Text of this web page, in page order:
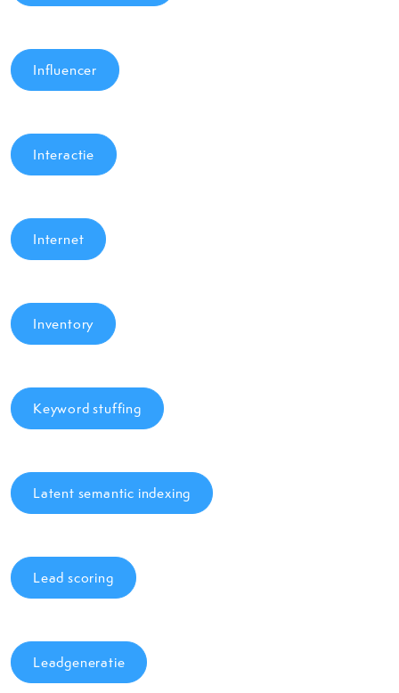
Influencer
Interactie
Internet
Inventory
Keyword stuffing
Latent semantic indexing
Lead scoring
Leadgeneratie